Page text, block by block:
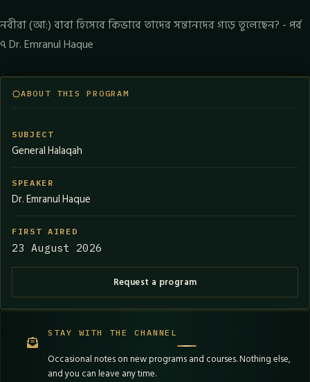
নবীরা (আ:) বাবা হিসেবে কিভাবে তাদের সন্তানদের গড়ে তুলেছেন? - পর্ব
৭ Dr. Emranul Haque
ABOUT THIS PROGRAM
SUBJECT
General Halaqah
SPEAKER
Dr. Emranul Haque
FIRST AIRED
23 August 2026
Request a program
STAY WITH THE CHANNEL
Occasional notes on new programs and courses. Nothing else,
and you can leave any time.